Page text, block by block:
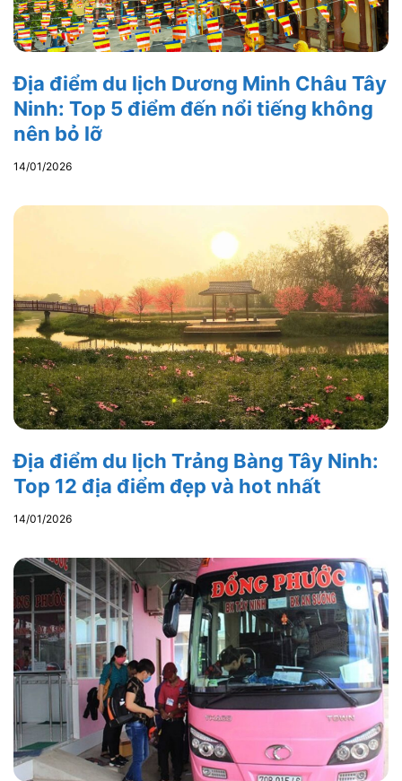
Địa điểm du lịch Dương Minh Châu Tây
Ninh: Top 5 điểm đến nổi tiếng không
nên bỏ lỡ
14/01/2026
Địa điểm du lịch Trảng Bàng Tây Ninh:
Top 12 địa điểm đẹp và hot nhất
14/01/2026